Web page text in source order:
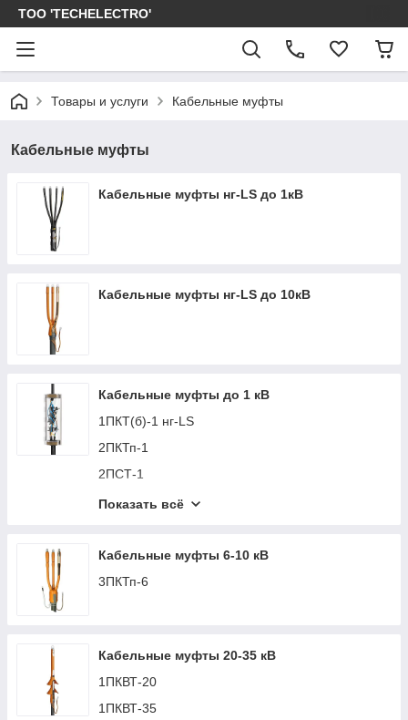
ТОО 'TECHELECTRO'
Товары и услуги Кабельные муфты
Кабельные муфты
Кабельные муфты нг-LS до 1кВ
Кабельные муфты нг-LS до 10кВ
Кабельные муфты до 1 кВ
1ПКТ(б)-1 нг-LS
2ПКТп-1
2ПСТ-1
3КВНТп-1
3ПКТп-1
3ПСТ-1
4КВНТп-1
4КВНТп-1 (пайка)
4ПКТп(б)(СИП)-1
Показать всё
Кабельные муфты 6-10 кВ
3ПКТп-6
Кабельные муфты 20-35 кВ
1ПКВТ-20
1ПКВТ-35